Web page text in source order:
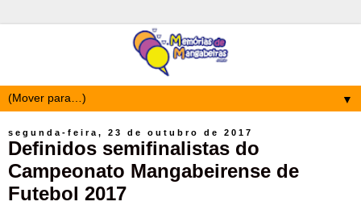
▼
segunda-feira, 23 de outubro de 2017
Definidos semifinalistas do
Campeonato Mangabeirense de
Futebol 2017